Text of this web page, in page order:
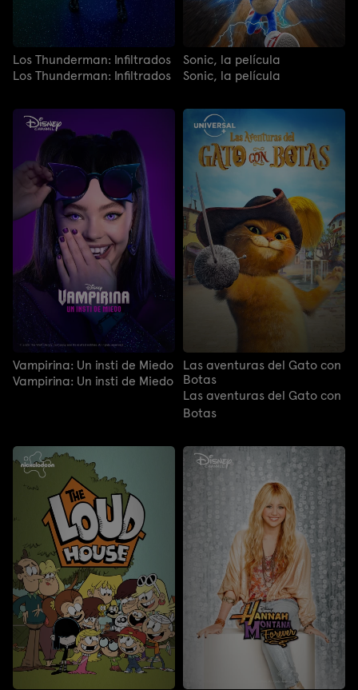
Los Thunderman: Infiltrados
Los Thunderman: Infiltrados
Sonic, la película
Sonic, la película
Vampirina: Un insti de Miedo
Vampirina: Un insti de Miedo
Las aventuras del Gato con
Botas
Las aventuras del Gato con
Botas